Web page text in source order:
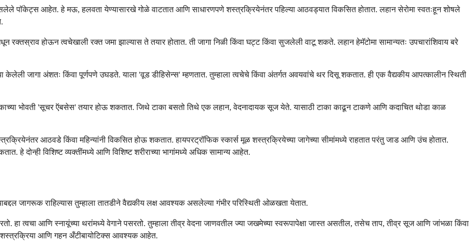
पॉकेट्स आहेत. हे मऊ, हलवता येण्यासारखे गोळे वाटतात आणि साधारणपणे शस्त्रक्रियेनंतर पहिल्या आठवड्यात विकसित होतात. लहान सेरोमा स्वतःहून शोषले
रक्तस्राव होऊन त्वचेखाली रक्त जमा झाल्यास ते तयार होतात. ती जागा निळी किंवा घट्ट किंवा सुजलेली वाटू शकते. लहान हेमॅटोमा सामान्यतः उपचारांशिवाय बरे
केलेली जागा अंशतः किंवा पूर्णपणे उघडते. याला 'वूड डीहिसेन्स' म्हणतात. तुम्हाला त्वचेचे किंवा अंतर्गत अवयवांचे थर दिसू शकतात. ही एक वैद्यकीय आपत्कालीन स्थिती
भोवती 'सूचर ऍबसेस' तयार होऊ शकतात. जिथे टाका बसतो तिथे एक लहान, वेदनादायक सूज येते. यासाठी टाका काढून टाकणे आणि कदाचित थोडा काळ
आठवडे किंवा महिन्यांनी विकसित होऊ शकतात. हायपरट्रॉफिक स्कार्स मूळ शस्त्रक्रियेच्या जागेच्या सीमांमध्ये राहतात परंतु जाड आणि उंच होतात.
हे दोन्ही विशिष्ट व्यक्तींमध्ये आणि विशिष्ट शरीराच्या भागांमध्ये अधिक सामान्य आहेत.
जागरूक राहिल्यास तुम्हाला तातडीने वैद्यकीय लक्ष आवश्यक असलेल्या गंभीर परिस्थिती ओळखता येतात.
हा त्वचा आणि स्नायूंच्या थरांमध्ये वेगाने पसरतो. तुम्हाला तीव्र वेदना जाणवतील ज्या जखमेच्या स्वरूपापेक्षा जास्त असतील, तसेच ताप, तीव्र सूज आणि जांभळा किंवा
शस्त्रक्रिया आणि गहन अँटीबायोटिक्स आवश्यक आहेत.